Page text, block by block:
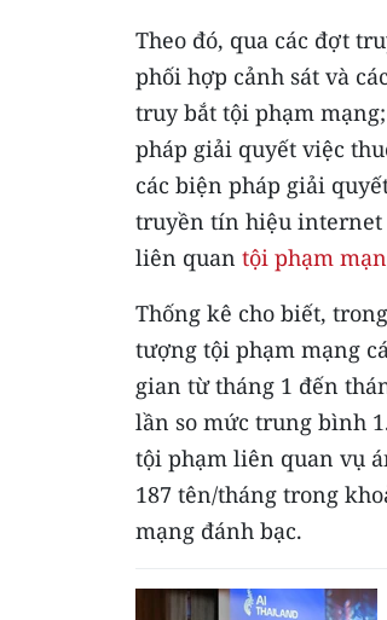
Theo đó, qua các đợt
phối hợp cảnh sát và
truy bắt tội phạm
pháp giải quyết việc
các biện pháp giải
truyền tín hiệu internet
liên quan tội phạm
Thống kê cho biết,
tượng tội phạm mạng
gian từ tháng 1 đến
lần so mức trung bình
tội phạm liên quan vụ
187 tên/tháng trong
mạng đánh bạc.